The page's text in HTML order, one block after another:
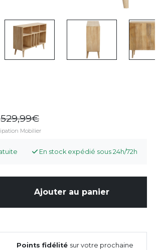
529,99
Mobilier
En stock expédié sous 24h/72h
Ajouter au panier
Points fidélité sur votre prochaine